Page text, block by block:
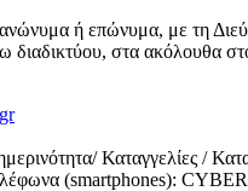
ανώνυμα ή επώνυμα, με τη
στα ακόλουθα
Καταγγελίες /
(smartphones):